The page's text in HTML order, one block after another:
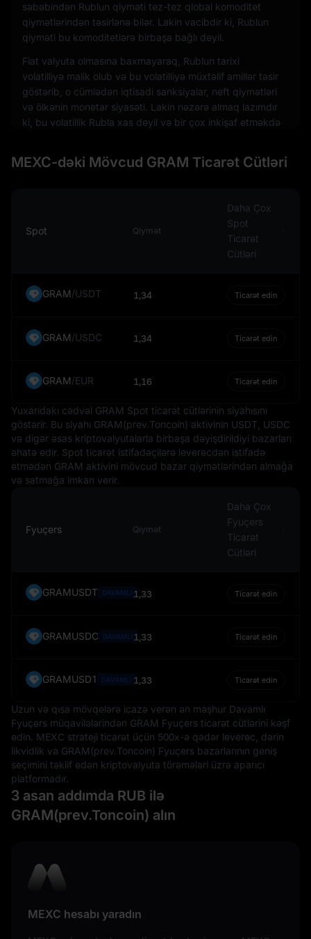
səbəbindən Rublun qiyməti tez-tez qlobal komoditet
qiymətlərindən təsirlənə bilər. Lakin vacibdir ki, Rublun
qiyməti bu komoditetlərə birbaşa bağlı deyil.
Fiat valyuta olmasına baxmayaraq, Rublun tarixi
volatilliyə malik olub və bu volatilliyə müxtəlif amillər təsir
göstərib, o cümlədən iqtisadi sanksiyalar, neft qiymətləri
və ölkənin monetar siyasəti. Lakin nəzərə almaq lazımdır
ki, bu volatillik Rubla xas deyil və bir çox inkişaf etməkdə
Beynəlxalq səviyyədə Rubl Rusiyanın ixrac və idxal
mübadilə edilir. Rublun məzənnəsi Rusiyanın iqtisadi
performansı, geosiyasi hadisələr və qlobal maliyyə
bazarlarının şəraitindən asılı olaraq müxtəlif amillər
kimi, Rusiyanın iqtisadiyyatının və qlobal maliyyə
tərəfindən müəyyən olunur. Lakin hər hansı bir valyuta
qurumlar bu amillərdən xəbərdar olmalıdır. Bu məlumat
məsləhəti kimi qəbul edilməməlidir.
MEXC-dəki Mövcud GRAM Ticarət Cütləri
Spot Qiymət
Daha Çox
Spot
Ticarət
Cütləri
GRAM/USDT 1,34 Ticarət edin
GRAM/USDC 1,34 Ticarət edin
GRAM/EUR 1,16 Ticarət edin
Yuxarıdakı cədvəl GRAM Spot ticarət cütlərinin siyahısını
göstərir. Bu siyahı GRAM(prev.Toncoin) aktivinin USDT, USDC
və digər əsas kriptovalyutalarla birbaşa dəyişdirildiyi bazarları
əhatə edir. Spot ticarət istifadəçilərə leverecdən istifadə
etmədən GRAM aktivini mövcud bazar qiymətlərindən almağa
və satmağa imkan verir.
Fyuçers Qiymət
Daha Çox
Fyuçers
Ticarət
Cütləri
GRAMUSDT DAVAMLI 1,33 Ticarət edin
GRAMUSDC DAVAMLI1,33 Ticarət edin
GRAMUSD1 DAVAMLI 1,33 Ticarət edin
Uzun və qısa mövqelərə icazə verən ən məşhur Davamlı
Fyuçers müqavilələrindən GRAM Fyuçers ticarət cütlərini kəşf
edin. MEXC strateji ticarət üçün 500x-ə qədər leverec, dərin
likvidlik və GRAM(prev.Toncoin) Fyuçers bazarlarının geniş
seçimini təklif edən kriptovalyuta törəmələri üzrə aparıcı
platformadır.
3 asan addımda RUB ilə
GRAM(prev.Toncoin) alın
MEXC hesabı yaradın